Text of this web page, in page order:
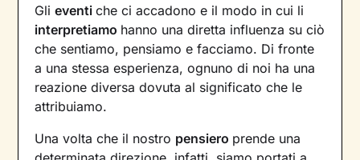
Glieventiche ci accadono e il modo in cui li
interpretiamo hanno una diretta influenza su ciò
che sentiamo, pensiamo e facciamo. Di fronte
a una stessa esperienza, ognuno di noi ha una
reazione diversa dovuta al significato che le
attribuiamo.
Una volta che il nostro pensiero prende una